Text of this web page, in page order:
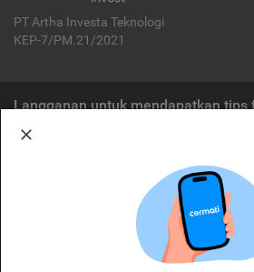
PT Artha Investa Teknologi
KEP-7/PM.21/2021
Langganan untuk mendapatkan tips
Cermati merupakan penyelenggara agregasi
OJK. Oleh karena itu, produk dan/atau layanan
ditawarkan bukan merupakan produk dan/atau
diterbitkan oleh Cermati dan Cermati tidak